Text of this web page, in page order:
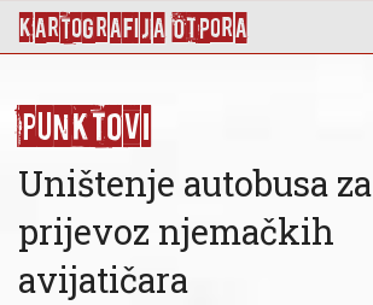
KArtoGrAFIJA OTPorA
Punktovi
Slojevi
Novosti
Publikacije
O nama
Punktovi
Uništenje autobusa za
prijevoz njemačkih
avijatičara